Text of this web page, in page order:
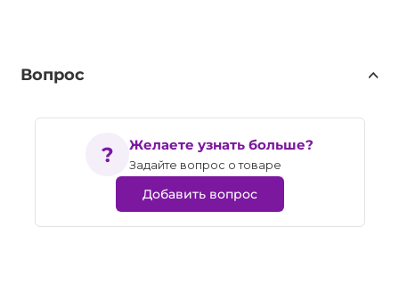
Вопрос
Желаете узнать больше?
Задайте вопрос о товаре
Добавить вопрос